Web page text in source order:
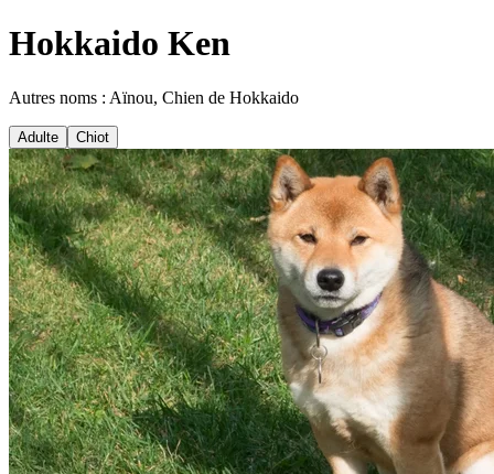
Hokkaido Ken
Autres noms : Aïnou, Chien de Hokkaido
Adulte Chiot